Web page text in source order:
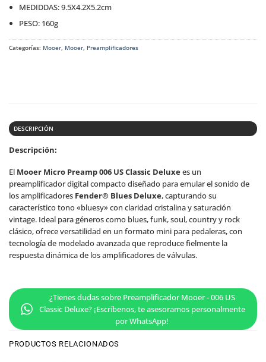
MEDIDDAS: 9.5X4.2X5.2cm
PESO: 160g
Categorías: Mooer, Mooer, Preamplificadores
DESCRIPCIÓN
Descripción:
El Mooer Micro Preamp 006 US Classic Deluxees un
preamplificador digital compacto diseñado para emular el sonido de
los amplificadores Fender® Blues Deluxe, capturando su
característico tono «bluesy» con claridad cristalina y saturación
vintage. Ideal para géneros como blues, funk, soul, country y rock
clásico, ofrece versatilidad en un formato mini para pedaleras, con
tecnología de modelado avanzada que reproduce fielmente la
respuesta dinámica de los amplificadores de válvulas.
¿Tienes dudas sobre Preamplificador Mooer - 006 US
Classic Deluxe? ¡Escríbenos, te asesoramos personalmente
por WhatsApp!
PRODUCTOS RELACIONADOS